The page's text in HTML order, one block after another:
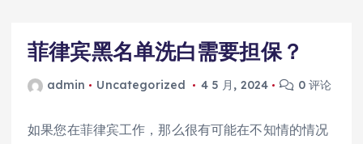
菲律宾黑名单洗白需要担保？
admin Uncategorized 4 5 月, 2024 0 评论
如果您在菲律宾工作，那么很有可能在不知情的情况